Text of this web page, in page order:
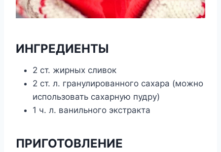
ИНГРЕДИЕНТЫ
2 ст. жирных сливок
2 ст. л. гранулированного сахара (можно
использовать сахарную пудру)
1 ч. л. ванильного экстракта
ПРИГОТОВЛЕНИЕ